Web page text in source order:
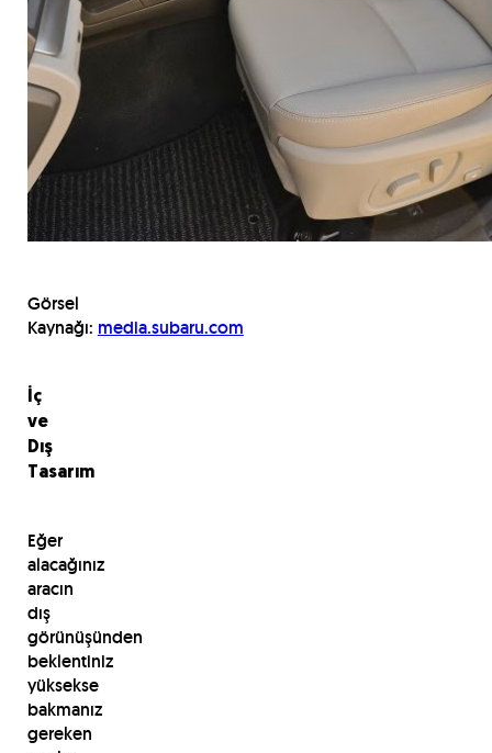
Görsel
Kaynağı: media.subaru.com
İç
ve
Dış
Tasarım
Eğer
alacağınız
aracın
dış
görünüşünden
beklentiniz
yüksekse
bakmanız
gereken